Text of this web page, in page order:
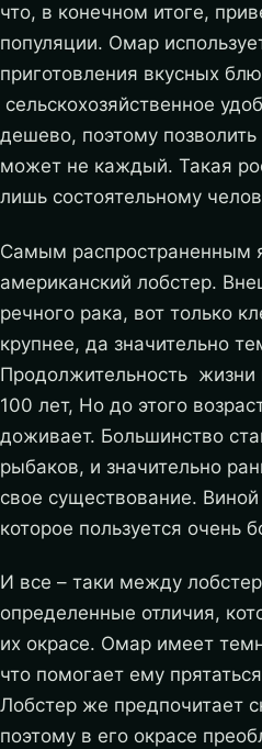
что, в конечном итоге,
популяции. Омар
приготовления вкусных
сельскохозяйственное
дешево, поэтому
может не каждый. Такая
лишь состоятельному
Самым распространенным
американский лобстер.
речного рака, вот только
крупнее, да значительно
Продолжительность
100 лет, Но до этого
доживает. Большинство
рыбаков, и значительно
свое существование.
которое пользуется очень
И все – таки между
определенные отличия,
их окрасе. Омар имеет
что помогает ему
Лобстер же предпочитает
поэтому в его окрасе